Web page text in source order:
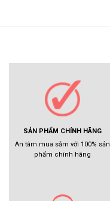
SẢN PHẨM CHÍNH HÃNG
An tâm mua sắm với 100% sản
phẩm chính hãng